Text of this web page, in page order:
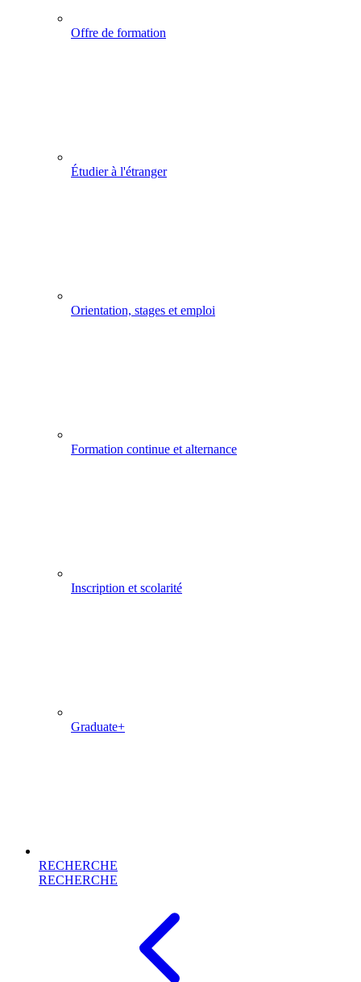
Offre de formation
Étudier à l'étranger
Orientation, stages et emploi
Formation continue et alternance
Inscription et scolarité
Graduate+
RECHERCHE
RECHERCHE